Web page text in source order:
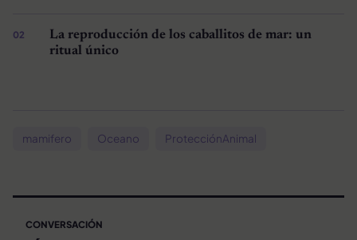
La reproducción de los caballitos de mar: un
ritual único
mamifero Oceano ProtecciónAnimal
CONVERSACIÓN